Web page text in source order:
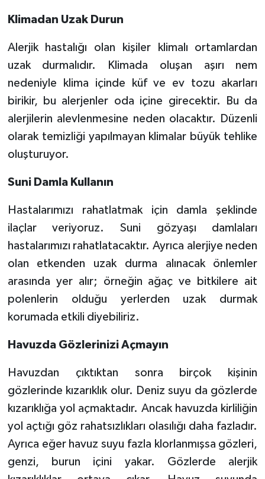
Klimadan Uzak Durun
Alerjik hastalığı olan kişiler klimalı ortamlardan
uzak durmalıdır. Klimada oluşan aşırı nem
nedeniyle klima içinde küf ve ev tozu akarları
birikir, bu alerjenler oda içine girecektir. Bu da
alerjilerin alevlenmesine neden olacaktır. Düzenli
olarak temizliği yapılmayan klimalar büyük tehlike
oluşturuyor.
Suni Damla Kullanın
Hastalarımızı rahatlatmak için damla şeklinde
ilaçlar veriyoruz. Suni gözyaşı damlaları
hastalarımızı rahatlatacaktır. Ayrıca alerjiye neden
olan etkenden uzak durma alınacak önlemler
arasında yer alır; örneğin ağaç ve bitkilere ait
polenlerin olduğu yerlerden uzak durmak
korumada etkili diyebiliriz.
Havuzda Gözlerinizi Açmayın
Havuzdan çıktıktan sonra birçok kişinin
gözlerinde kızarıklık olur. Deniz suyu da gözlerde
kızarıklığa yol açmaktadır. Ancak havuzda kirliliğin
yol açtığı göz rahatsızlıkları olasılığı daha fazladır.
Ayrıca eğer havuz suyu fazla klorlanmışsa gözleri,
genzi, burun içini yakar. Gözlerde alerjik